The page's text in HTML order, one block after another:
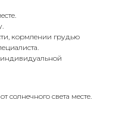
кормлении грудью
света месте.